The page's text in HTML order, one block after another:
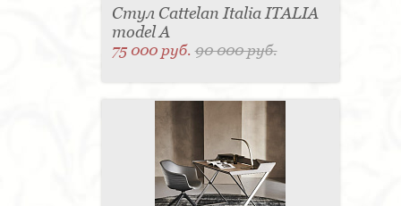
Стул Cattelan Italia ITALIA
model A
75 000 руб.90 000 руб.